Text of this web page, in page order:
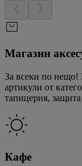
Магазин
За всеки по нещо!
артикули от
тапицерия,
Кафе